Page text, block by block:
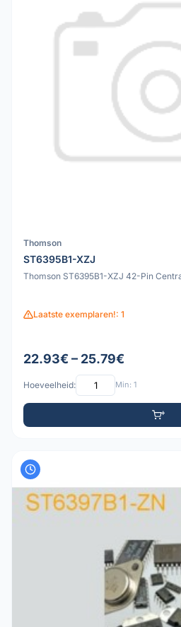
Thomson
ST6395B1-XZJ
Thomson ST6395B1-XZJ 42-Pin
Laatste exemplaren!: 1
22.93€ – 25.79€
Hoeveelheid: Min: 1